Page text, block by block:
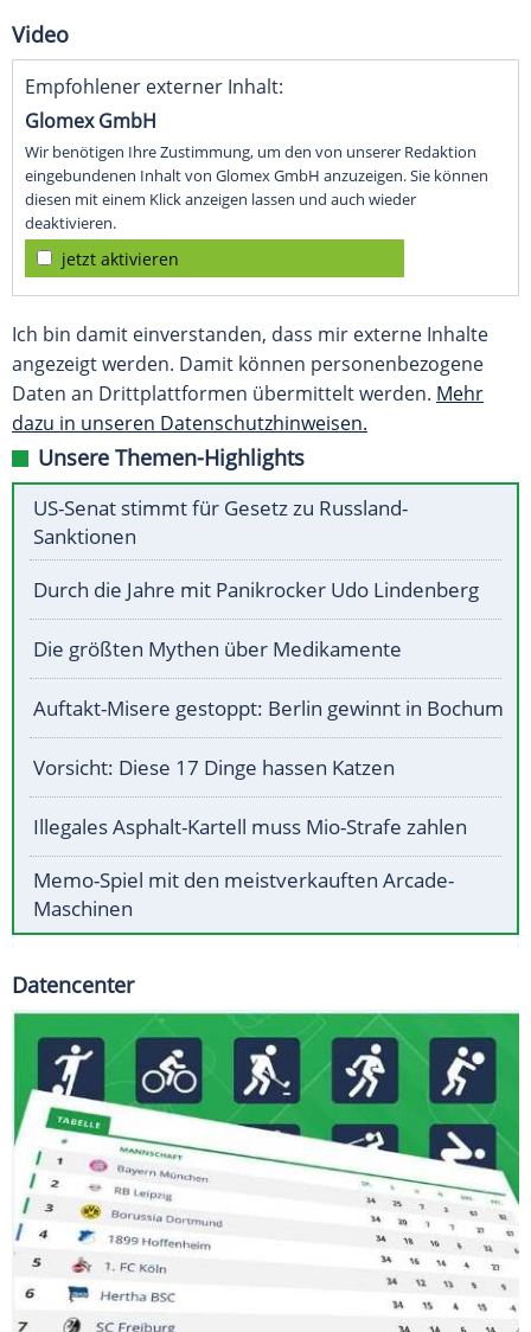
Video
Empfohlener externer Inhalt:
Glomex GmbH
Wir benötigen Ihre Zustimmung, um den von unserer Redaktion
eingebundenen Inhalt von Glomex GmbH anzuzeigen. Sie können
diesen mit einem Klick anzeigen lassen und auch wieder
deaktivieren.
jetzt aktivieren
Ich bin damit einverstanden, dass mir externe Inhalte
angezeigt werden. Damit können personenbezogene
Daten an Drittplattformen übermittelt werden. Mehr
dazu in unseren Datenschutzhinweisen.
Unsere Themen-Highlights
US-Senat stimmt für Gesetz zu Russland-
Sanktionen
Durch die Jahre mit Panikrocker Udo Lindenberg
Die größten Mythen über Medikamente
Auftakt-Misere gestoppt: Berlin gewinnt in Bochum
Vorsicht: Diese 17 Dinge hassen Katzen
Illegales Asphalt-Kartell muss Mio-Strafe zahlen
Memo-Spiel mit den meistverkauften Arcade-
Maschinen
Datencenter